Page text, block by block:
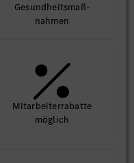
Gesund­heits­maß­
nahmen
Mit­arbeiter­rabatte
möglich